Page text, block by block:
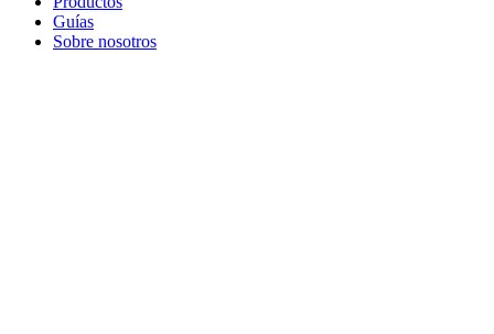
Guías
Sobre nosotros